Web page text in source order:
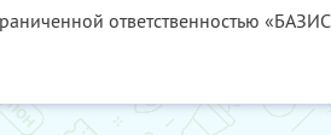
ответственностью